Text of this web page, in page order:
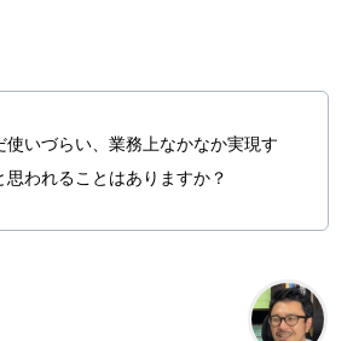
使いづらい、業務上なかなか実現す
思われることはありますか？